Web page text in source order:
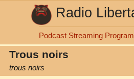
Radio
Podcast Streaming
Trous noirs
trous noirs